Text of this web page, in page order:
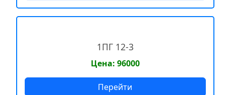
1ПГ 12-3
Цена: 96000
Перейти